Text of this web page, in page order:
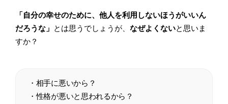
「自分の幸せのために、他人を利用しないほうがいいん
だろうな」 とは思うでしょうが、 なぜよくないと思いま
すか？
・相手に悪いから？
・性格が悪いと思われるから？